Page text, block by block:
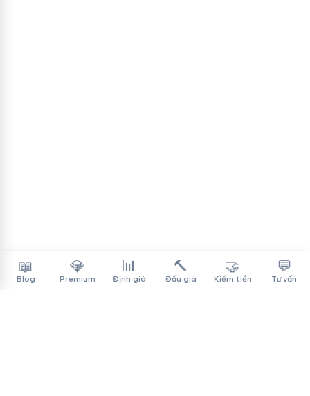
📖
Blog
💎
Premium
📊
Định giá
🔨
Đấu giá
🤝
Kiếm tiền
💬
Tư vấn